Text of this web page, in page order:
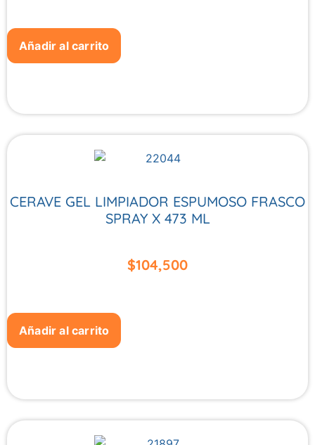
Añadir al carrito
CERAVE GEL LIMPIADOR ESPUMOSO FRASCO
SPRAY X 473 ML
$104,500
Añadir al carrito